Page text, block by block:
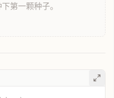
第一颗种子。